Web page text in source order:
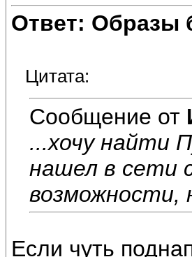
Ответ: Образы
Цитата:
Сообщение от
...хочу найти
нашел в сети
возможности,
Если чуть